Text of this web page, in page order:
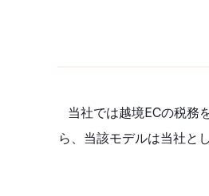
当社では越境ECの税務
ら、当該モデルは当社と